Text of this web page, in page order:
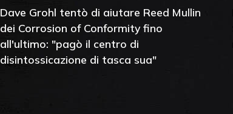
Dave Grohl tentò di aiutare Reed Mullin
dei Corrosion of Conformity fino
all'ultimo: "pagò il centro di
disintossicazione di tasca sua"